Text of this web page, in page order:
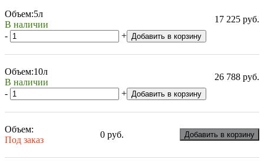
Объем:5л
В наличии
17 225 руб.
-
+ Добавить в корзину
Объем:10л
В наличии
26 788 руб.
-
+ Добавить в корзину
Объем:
Под заказ
0 руб. Добавить в корзину